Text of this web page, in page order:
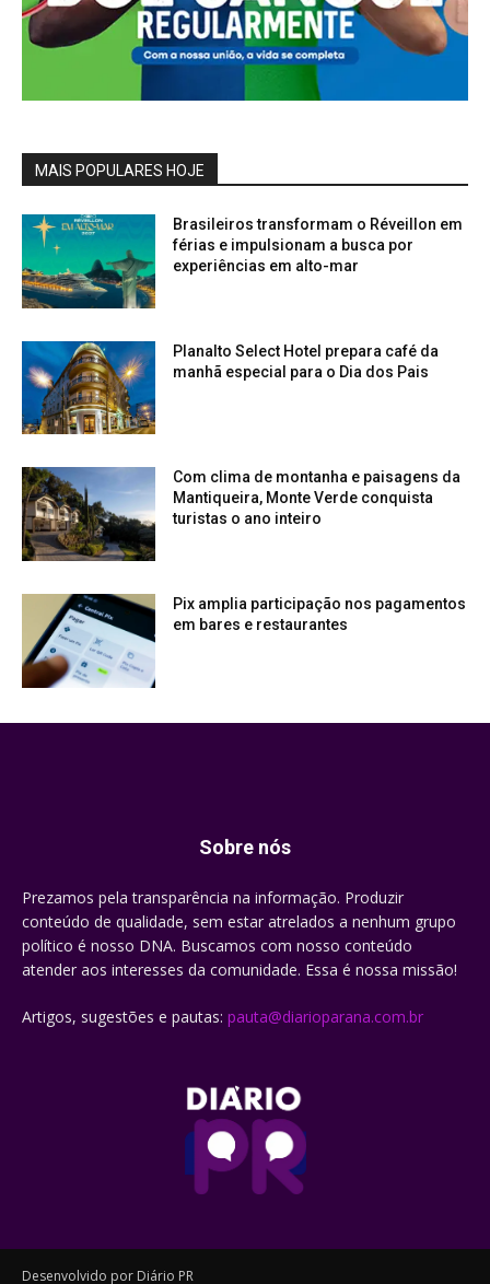
MAIS POPULARES HOJE
Brasileiros transformam o Réveillon em
férias e impulsionam a busca por
experiências em alto-mar
Planalto Select Hotel prepara café da
manhã especial para o Dia dos Pais
Com clima de montanha e paisagens da
Mantiqueira, Monte Verde conquista
turistas o ano inteiro
Pix amplia participação nos pagamentos
em bares e restaurantes
Sobre nós
Prezamos pela transparência na informação. Produzir
conteúdo de qualidade, sem estar atrelados a nenhum grupo
político é nosso DNA. Buscamos com nosso conteúdo
atender aos interesses da comunidade. Essa é nossa missão!
Artigos, sugestões e pautas: pauta@diarioparana.com.br
Desenvolvido por Diário PR